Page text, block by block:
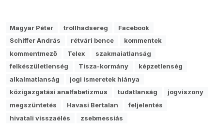
Magyar Péter trollhadsereg
Facebook
Schiffer András
rétvári bence
kommentek
kommentmező
Telex
szakmaiatlanság
felkészületlenség
Tisza-kormány
képzetlenség
alkalmatlanság
jogi ismeretek hiánya
közigazgatási analfabetizmus
tudatlanság
jogviszony
megszüntetés
Havasi Bertalan
feljelentés
hivatali visszaélés
zsebmessiás